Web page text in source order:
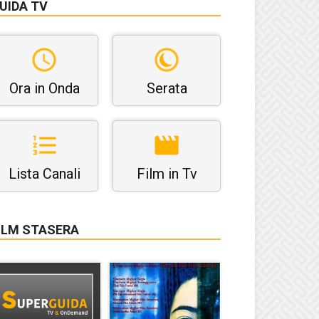
TV
Ora in Onda Serata
Lista Canali Film in Tv
STASERA